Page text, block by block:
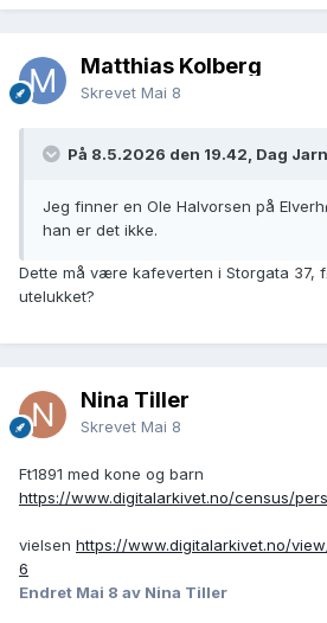
Matthias Kolberg
Skrevet Mai 8
På 8.5.2026 den 19.42, Dag
Jeg finner en Ole Halvorsen på
han er det ikke.
Dette må være kafeverten i Storgata 37,
utelukket?
Nina Tiller
Skrevet Mai 8
Ft1891 med kone og barn
https://www.digitalarkivet.no/census/
vielsen https://www.digitalarkivet.no/
6
Endret Mai 8 av Nina Tiller